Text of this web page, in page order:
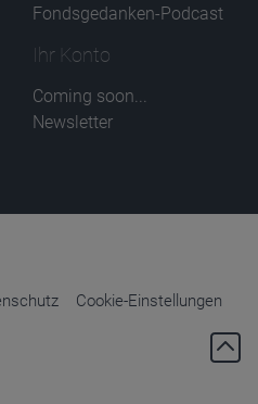
Fondsgedanken-Podcast
Ihr Konto
Coming soon...
Newsletter
Cookie-Einstellungen